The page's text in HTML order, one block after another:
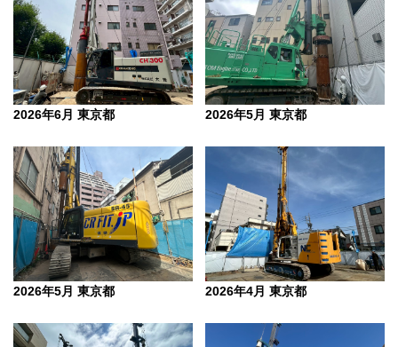
2026年6月 東京都 2026年5月 東京都
2026年5月 東京都 2026年4月 東京都